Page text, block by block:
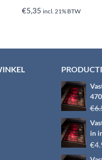
€5,35 incl. 21% BTW
€
in
€